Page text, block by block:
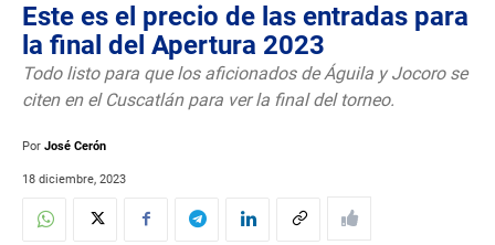
Este es el precio de las entradas para
la final del Apertura 2023
Todo listo para que los aficionados de Águila y Jocoro se
citen en el Cuscatlán para ver la final del torneo.
Por José Cerón
18 diciembre, 2023